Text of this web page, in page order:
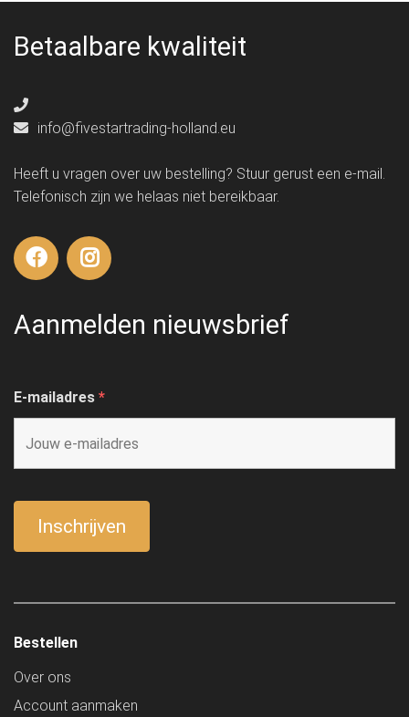
Betaalbare kwaliteit
info@fivestartrading-holland.eu
Heeft u vragen over uw bestelling? Stuur gerust een e-mail.
Telefonisch zijn we helaas niet bereikbaar.
Aanmelden nieuwsbrief
E-mailadres *
Bestellen
Over ons
Account aanmaken